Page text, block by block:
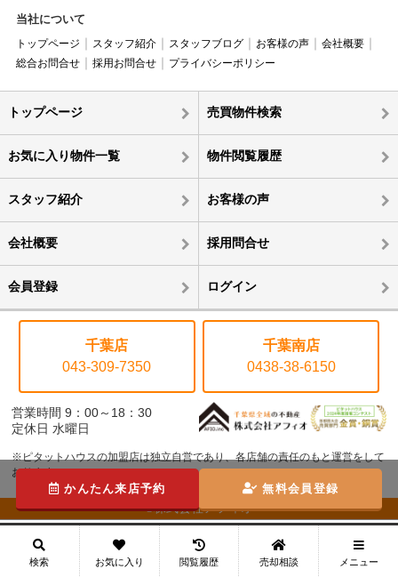
当社について
トップページ スタッフ紹介 スタッフブログ お客様の声
会社概要
総合お問合せ
採用お問合せ プライバシーポリシー
トップページ 売買物件検索
お気に入り物件一覧 物件閲覧履歴
スタッフ紹介 お客様の声
会社概要 採用問合せ
会員登録 ログイン
千葉店
043-309-7350
千葉南店
0438-38-6150
営業時間 9：00～18：30
定休日 水曜日
※ピタットハウスの加盟店は独立自営であり、各店舗の責任のもと運営をして
おります。
©株式会社アフィオ
かんたん来店予約 無料会員登録
検索 お気に入り 閲覧履歴 売却相談 メニュー